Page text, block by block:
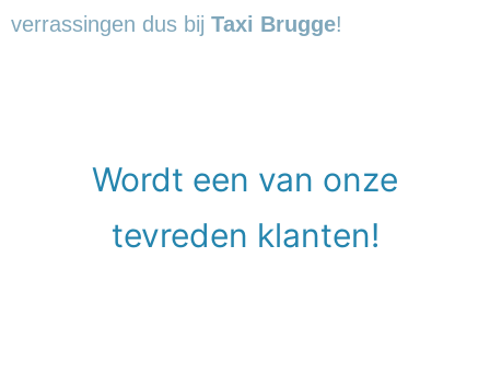
verrassingen dus bij Taxi Brugge!
Wordt een van onze
tevreden klanten!